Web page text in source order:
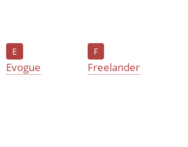
E
Evogue
F
Freelander